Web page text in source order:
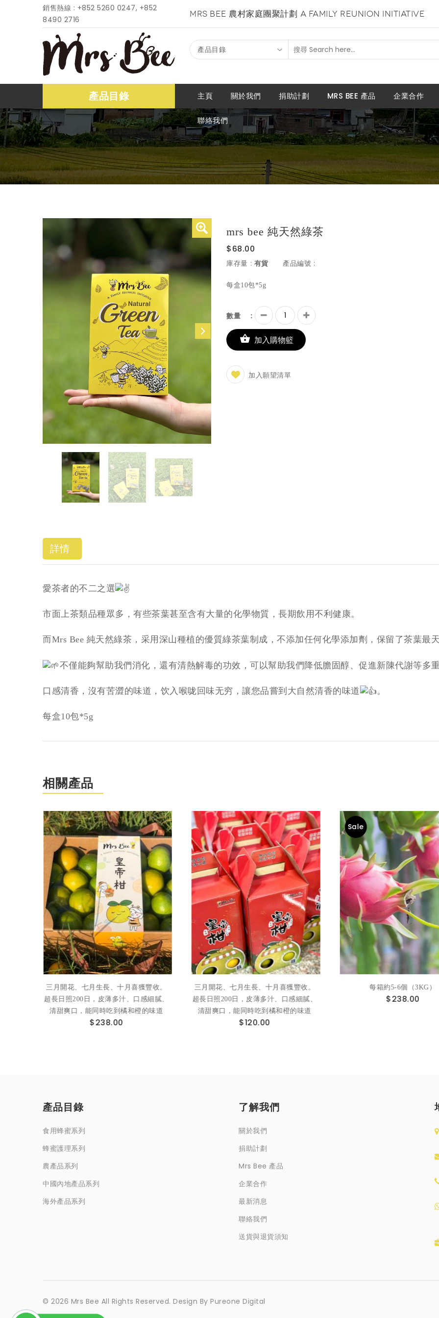
銷售熱線 : +852 5260 0247, +852
8490 2716
MRS BEE 農村家庭團聚計劃 A FAMILY REUNION INITIATIVE
產品目錄
產品目錄 主頁 關於我們 捐助計劃 MRS BEE 產品 企業合作
聯絡我們
mrs bee 純天然綠茶
$68.00
庫存量 : 有貨 產品編號 :
每盒10包*5g
數量 :
加入購物籃
加入願望清單
詳情
愛茶者的不二之選
市面上茶類品種眾多，有些茶葉甚至含有大量的化學物質，長期飲用不利健康。
而Mrs Bee 純天然綠茶，采用深山種植的優質綠茶葉制成，不添加任何化學添加劑，保留了茶葉最
不僅能夠幫助我們消化，還有清熱解毒的功效，可以幫助我們降低膽固醇、促進新陳代謝等多重
口感清香，沒有苦澀的味道，饮入喉咙回味无穷，讓您品嘗到大自然清香的味道 。
每盒10包*5g
相關產品
三月開花、七月生長、十月喜獲豐收。
超長日照200日，皮薄多汁、口感細膩、
清甜爽口，能同時吃到橘和橙的味道
$238.00
三月開花、七月生長、十月喜獲豐收。
超長日照200日，皮薄多汁、口感細膩、
清甜爽口，能同時吃到橘和橙的味道
$120.00
Sale
每箱約5-6個（3KG）
$238.00
產品目錄
食用蜂蜜系列
蜂蜜護理系列
農產品系列
中國內地產品系列
海外產品系列
了解我們
關於我們
捐助計劃
Mrs Bee 產品
企業合作
最新消息
聯絡我們
送貨與退貨須知
© 2026 Mrs Bee All Rights Reserved. Design By Pureone Digital